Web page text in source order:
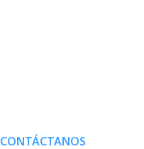
CONTÁCTANOS